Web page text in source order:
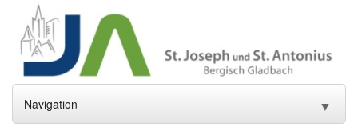
Navigation ▼